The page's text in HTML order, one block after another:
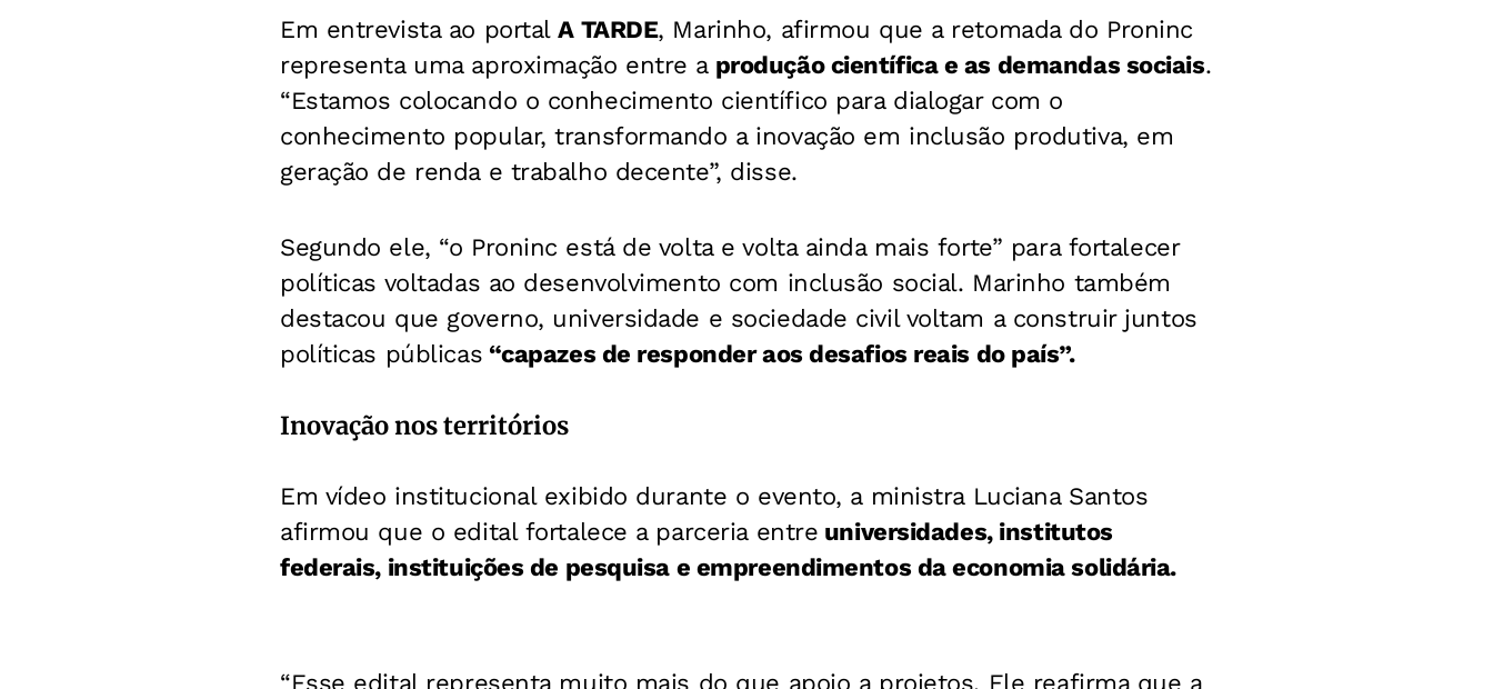
Em entrevista ao portalA TARDE, Marinho, afirmou que a retomada do Proninc
representa uma aproximação entre a produção científica e as demandas sociais.
“Estamos colocando o conhecimento científico para dialogar com o
conhecimento popular, transformando a inovação em inclusão produtiva, em
geração de renda e trabalho decente”, disse.
Segundo ele, “o Proninc está de volta e volta ainda mais forte” para fortalecer
políticas voltadas ao desenvolvimento com inclusão social. Marinho também
destacou que governo, universidade e sociedade civil voltam a construir juntos
políticas públicas “capazes de responder aos desafios reais do país”.
Inovação nos territórios
Em vídeo institucional exibido durante o evento, a ministra Luciana Santos
afirmou que o edital fortalece a parceria entre universidades, institutos
federais, instituições de pesquisa e empreendimentos da economia solidária.
“Esse edital representa muito mais do que apoio a projetos. Ele reafirma que a